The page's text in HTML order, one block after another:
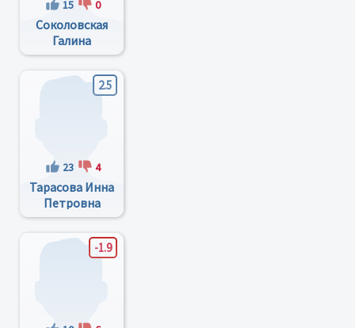
15 0
Соколовская
Галина
Владимировна
2.5
23 4
Тарасова Инна
Петровна
-1.9